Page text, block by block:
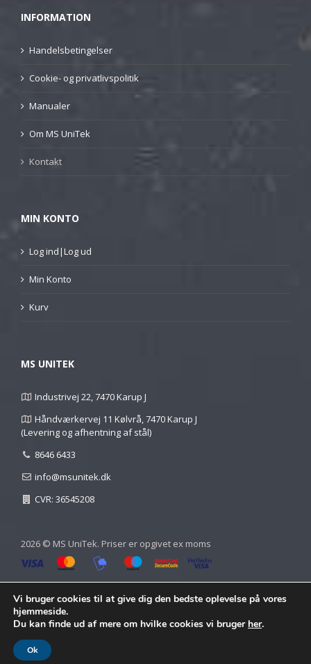
INFORMATION
Handelsbetingelser
Cookie- og privatlivspolitik
Manualer
Om MS UniTek
Kontakt
MIN KONTO
Log ind|Log ud
Min Konto
Kurv
MS UNITEK
Industrivej 22, 7470 Karup J
Håndværkervej 11 Kølvrå, 7470 Karup J
(Levering og afhentning af stål)
8646 6433
info@msunitek.dk
CVR: 36545208
2026 © MS UniTek. Priser er opgivet ex moms
Vi bruger cookies til at give dig den bedste oplevelse på vores
hjemmeside.
Du kan finde ud af mere om hvilke cookies vi bruger her.
Ok